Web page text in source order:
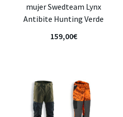
mujer Swedteam Lynx
Antibite Hunting Verde
159,00€